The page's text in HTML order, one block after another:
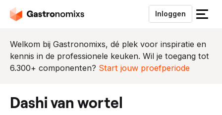
Inloggen
S
u
i
Welkom bij Gastronomixs, dé plek voor inspiratie en
kennis in de professionele keuken. Wil je toegang tot
6.300+ componenten? Start jouw proefperiode
dashi van wortel